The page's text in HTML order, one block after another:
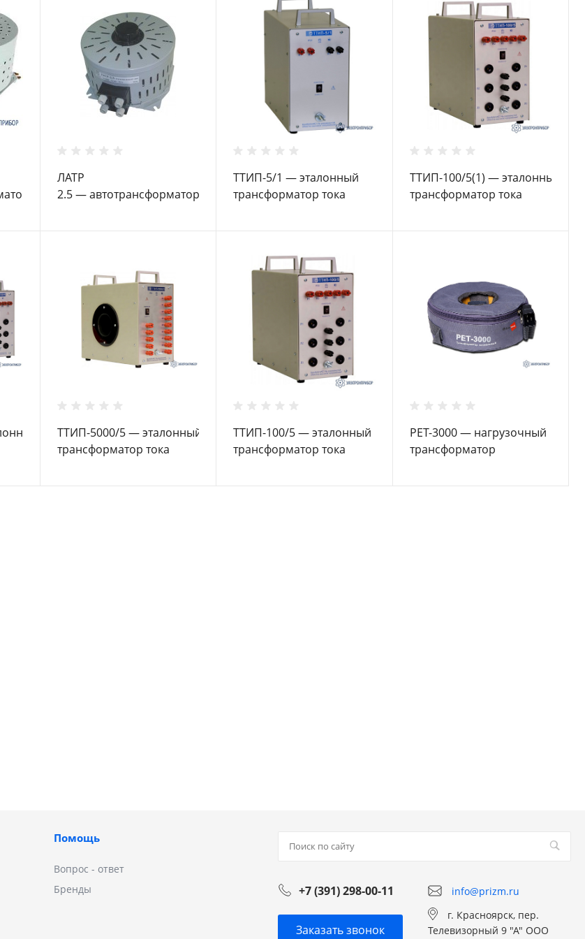
ЛАТР
2.5 — автотрансформатор
ТТИП-5/1 — эталонный
трансформатор тока
ТТИП-100/5(1) — эталонный
трансформатор тока
ТТИП-5000/5 — эталонный
трансформатор тока
ТТИП-100/5 — эталонный
трансформатор тока
РЕТ-3000 — нагрузочный
трансформатор
Помощь
Вопрос - ответ
Бренды
+7 (391) 298-00-11 info@prizm.ru
Заказать звонок
г. Красноярск, пер.
Телевизорный 9 "А" ООО